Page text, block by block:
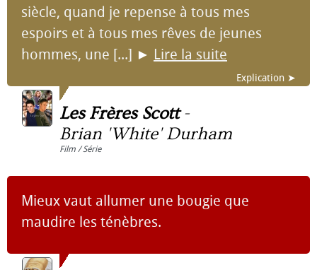
siècle, quand je repense à tous mes
espoirs et à tous mes rêves de jeunes
hommes, une [...] ► Lire la suite
Explication ➤
Les Frères Scott-
Brian 'White' Durham
Film / Série
Mieux vaut allumer une bougie que
maudire les ténèbres.